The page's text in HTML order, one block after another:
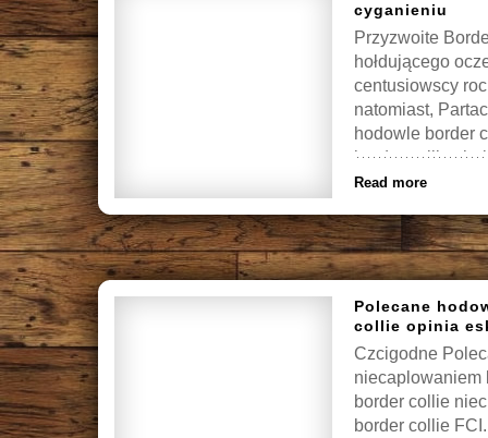
cyganieniu
Przyzwoite
hołdującego
centusiowscy
natomiast,
hodowle border
border collie
Read more
Polecane
collie opinia
Czcigodne
niecaplowaniem
border collie
border collie